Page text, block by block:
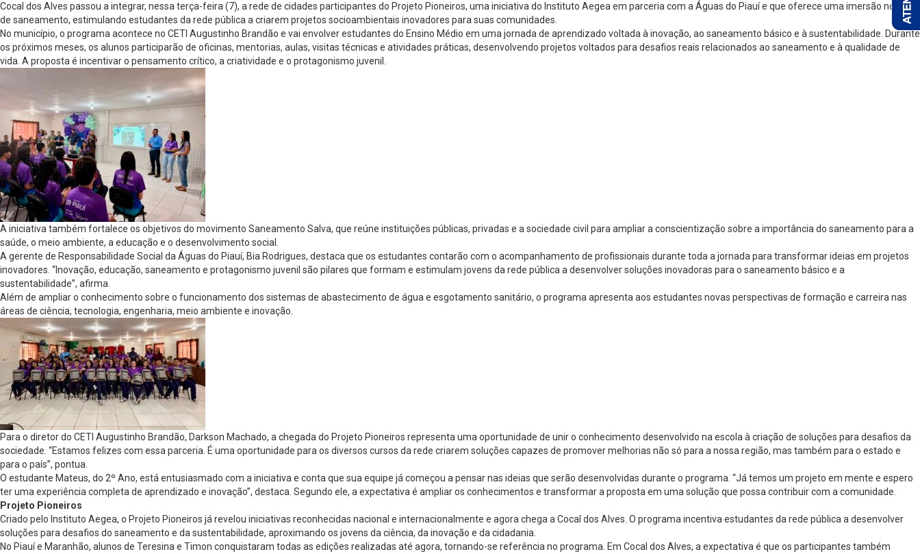
Cocal dos Alves passou a integrar, nessa terça-feira (7), a rede de cidades participantes do Projeto Pioneiros, uma iniciativa do Instituto Aegea em parceria com a Águas do Piauí e que oferece uma imersão no setor
de saneamento, estimulando estudantes da rede pública a criarem projetos socioambientais inovadores para suas comunidades.
No município, o programa acontece no CETI Augustinho Brandão e vai envolver estudantes do Ensino Médio em uma jornada de aprendizado voltada à inovação, ao saneamento básico e à sustentabilidade. Durante
os próximos meses, os alunos participarão de oficinas, mentorias, aulas, visitas técnicas e atividades práticas, desenvolvendo projetos voltados para desafios reais relacionados ao saneamento e à qualidade de
vida. A proposta é incentivar o pensamento crítico, a criatividade e o protagonismo juvenil.
A iniciativa também fortalece os objetivos do movimento Saneamento Salva, que reúne instituições públicas, privadas e a sociedade civil para ampliar a conscientização sobre a importância do saneamento para a
saúde, o meio ambiente, a educação e o desenvolvimento social.
A gerente de Responsabilidade Social da Águas do Piauí, Bia Rodrigues, destaca que os estudantes contarão com o acompanhamento de profissionais durante toda a jornada para transformar ideias em projetos
inovadores. “Inovação, educação, saneamento e protagonismo juvenil são pilares que formam e estimulam jovens da rede pública a desenvolver soluções inovadoras para o saneamento básico e a
sustentabilidade”, afirma.
Além de ampliar o conhecimento sobre o funcionamento dos sistemas de abastecimento de água e esgotamento sanitário, o programa apresenta aos estudantes novas perspectivas de formação e carreira nas
áreas de ciência, tecnologia, engenharia, meio ambiente e inovação.
Para o diretor do CETI Augustinho Brandão, Darkson Machado, a chegada do Projeto Pioneiros representa uma oportunidade de unir o conhecimento desenvolvido na escola à criação de soluções para desafios da
sociedade. “Estamos felizes com essa parceria. É uma oportunidade para os diversos cursos da rede criarem soluções capazes de promover melhorias não só para a nossa região, mas também para o estado e
para o país”, pontua.
O estudante Mateus, do 2º Ano, está entusiasmado com a iniciativa e conta que sua equipe já começou a pensar nas ideias que serão desenvolvidas durante o programa. “Já temos um projeto em mente e espero
ter uma experiência completa de aprendizado e inovação”, destaca. Segundo ele, a expectativa é ampliar os conhecimentos e transformar a proposta em uma solução que possa contribuir com a comunidade.
Projeto Pioneiros
Criado pelo Instituto Aegea, o Projeto Pioneiros já revelou iniciativas reconhecidas nacional e internacionalmente e agora chega a Cocal dos Alves. O programa incentiva estudantes da rede pública a desenvolver
soluções para desafios do saneamento e da sustentabilidade, aproximando os jovens da ciência, da inovação e da cidadania.
No Piauí e Maranhão, alunos de Teresina e Timon conquistaram todas as edições realizadas até agora, tornando-se referência no programa. Em Cocal dos Alves, a expectativa é que os participantes também